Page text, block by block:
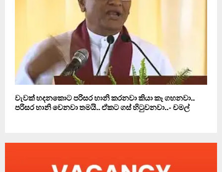
වැවක් හදනකොට පරිසර හානි කරනවා කියා කෑ ගහනවා..
පරිසර හානි වෙනවා තමයි.. ඒකට ගස් හිටුවනවා..- චමල්